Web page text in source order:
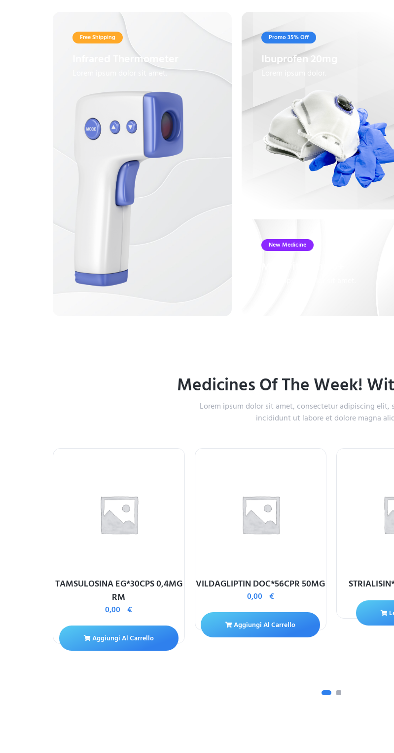
Free Shipping
Infrared Thermometer
Lorem ipsum dolor sit amet.
Promo 35% Off
Ibuprofen 20mg
New Medicine
Medicines Of The Week!
Lorem ipsum dolor sit amet, consectetur adipiscing elit,
incididunt ut labore et dolore magna
TAMSULOSINA EG*30CPS 0,4MG
RM
0,00€
Aggiungi Al Carrello
VILDAGLIPTIN DOC*56CPR 50MG
0,00 €
Aggiungi Al Carrello